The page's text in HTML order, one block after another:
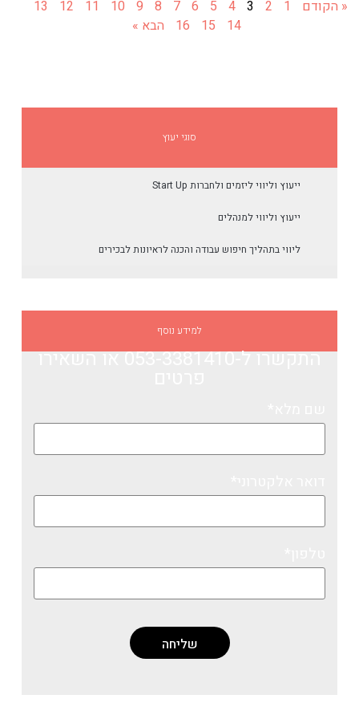
« הקודם 1
2
3
4
5
6
7
8
9
10
11
12
13
14
15
16 הבא »
סוגי יעוץ
ייעוץ וליווי ליזמים ולחברות Start Up
ייעוץ וליווי למנהלים
ליווי בתהליך חיפוש עבודה והכנה לראיונות לבכירים
למידע נוסף
התקשרו ל-053-3381410​ או השאירו